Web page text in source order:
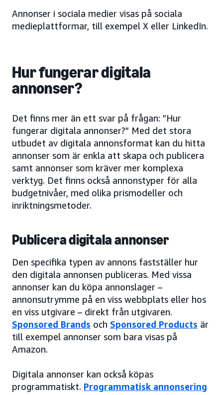
Annonser i sociala medier visas på sociala
medieplattformar, till exempel X eller LinkedIn.
Hur fungerar digitala
annonser?
Det finns mer än ett svar på frågan: ”Hur
fungerar digitala annonser?” Med det stora
utbudet av digitala annonsformat kan du hitta
annonser som är enkla att skapa och publicera
samt annonser som kräver mer komplexa
verktyg. Det finns också annonstyper för alla
budgetnivåer, med olika prismodeller och
inriktningsmetoder.
Publicera digitala annonser
Den specifika typen av annons fastställer hur
den digitala annonsen publiceras. Med vissa
annonser kan du köpa annonslager –
annonsutrymme på en viss webbplats eller hos
en viss utgivare – direkt från utgivaren.
Sponsored Brands och Sponsored Products är
till exempel annonser som bara visas på
Amazon.
Digitala annonser kan också köpas
programmatiskt. Programmatisk annonsering